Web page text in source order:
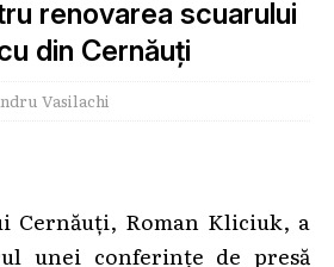
renovarea scuarului
din Cernăuți
Vasilachi
Cernăuți, Roman Kliciuk, a
unei conferințe de presă